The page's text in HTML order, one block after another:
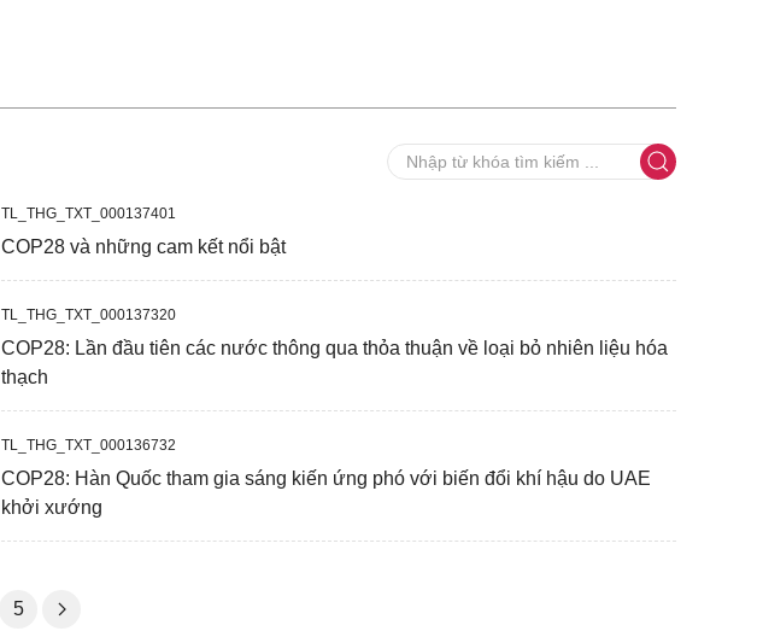
TL_THG_TXT_000137401
COP28 và những cam kết nổi bật
TL_THG_TXT_000137320
COP28: Lần đầu tiên các nước thông qua thỏa thuận về loại bỏ nhiên liệu hóa
thạch
TL_THG_TXT_000136732
COP28: Hàn Quốc tham gia sáng kiến ứng phó với biến đổi khí hậu do UAE
khởi xướng
5